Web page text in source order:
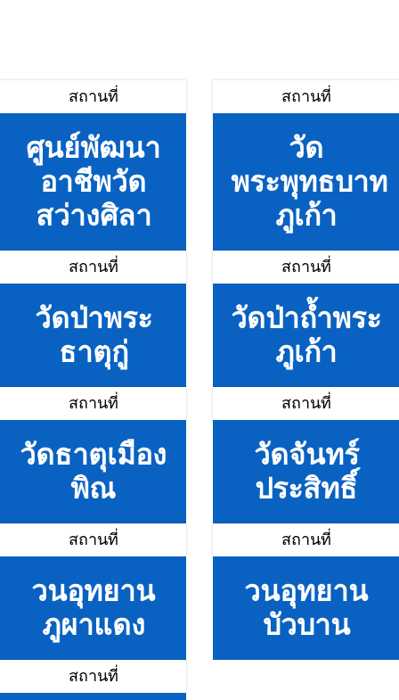
สถานที่
ศูนย์พัฒนา
อาชีพวัด
สว่างศิลา
สถานที่
วัด
พระพุทธบาท
ภูเก้า
สถานที่
วัดป่าพระ
ธาตุกู่
สถานที่
วัดป่าถ้ำพระ
ภูเก้า
สถานที่
วัดธาตุเมือง
พิณ
สถานที่
วัดจันทร์
ประสิทธิ์
สถานที่
วนอุทยาน
ภูผาแดง
สถานที่
วนอุทยาน
บัวบาน
สถานที่